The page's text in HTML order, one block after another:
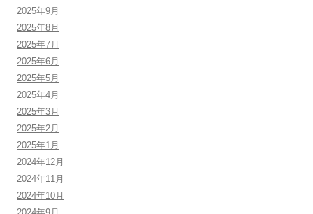
2025年9月
2025年8月
2025年7月
2025年6月
2025年5月
2025年4月
2025年3月
2025年2月
2025年1月
2024年12月
2024年11月
2024年10月